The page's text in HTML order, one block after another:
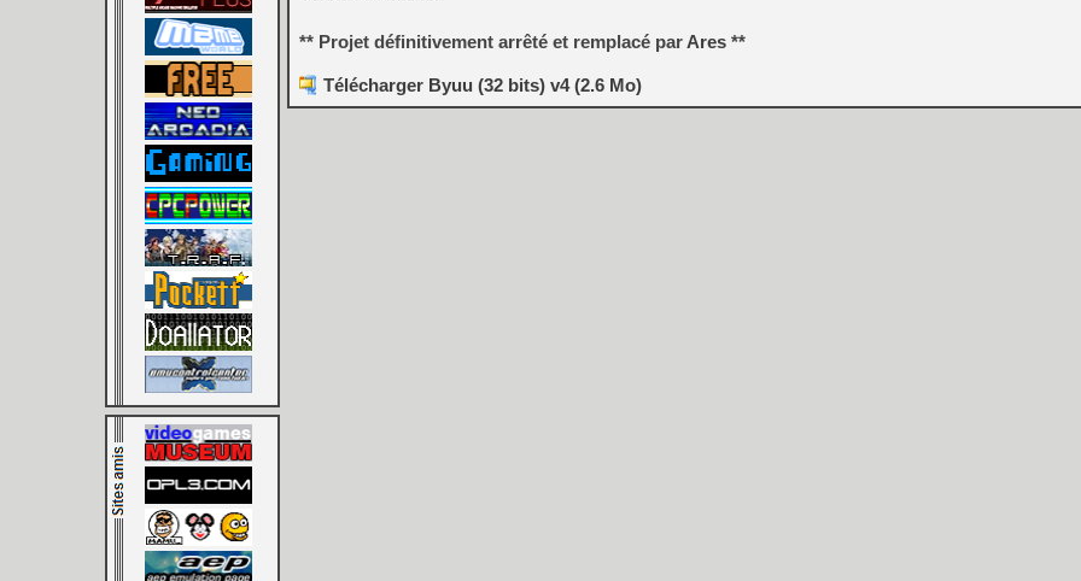
** Projet définitivement arrêté et remplacé par Ares **
Télécharger Byuu (32 bits) v4 (2.6 Mo)